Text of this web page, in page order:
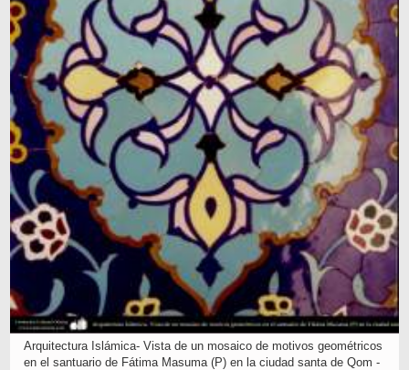
Arquitectura Islámica- Vista de un mosaico de motivos geométricos
en el santuario de Fátima Masuma (P) en la ciudad santa de Qom -